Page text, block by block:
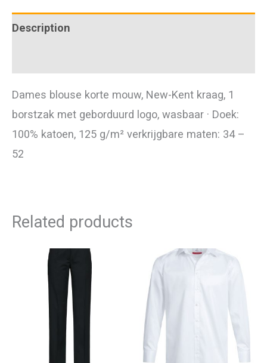
Description
Dames blouse korte mouw, New-Kent kraag, 1
borstzak met geborduurd logo, wasbaar · Doek:
100% katoen, 125 g/m² verkrijgbare maten: 34 –
52
Related products